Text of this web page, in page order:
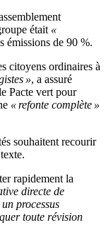
était «
émissions de 90 %.
citoyens ordinaires à
», a assuré
Pacte vert pour
« refonte complète »
souhaitent recourir
rapidement la
directe de
processus
toute révision